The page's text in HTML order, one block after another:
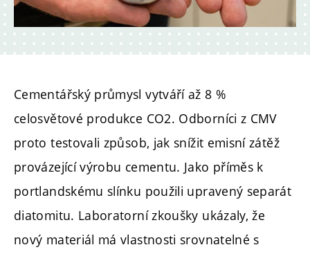
Cementářský průmysl vytváří až 8 %
celosvětové produkce CO2. Odborníci z CMV
proto testovali způsob, jak snížit emisní zátěž
provázející výrobu cementu. Jako příměs k
portlandskému slínku použili upravený separát
diatomitu. Laboratorní zkoušky ukázaly, že
nový materiál má vlastnosti srovnatelné s